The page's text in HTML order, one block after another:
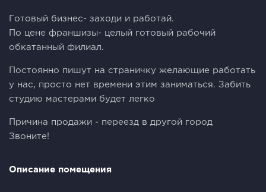
Готовый бизнес- заходи и работай.
По цене франшизы- целый готовый рабочий
обкатанный филиал.
Постоянно пишут на страничку желающие работать
у нас, просто нет времени этим заниматься. Забить
студию мастерами будет легко
Причина продажи - переезд в другой город
Звоните!
Описание помещения